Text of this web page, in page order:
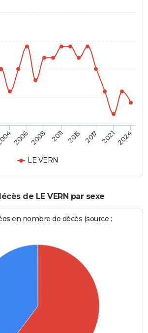
LE VERN
20062008 2011 2015 2017 20212024
de LE VERN par sexe
en nombre de décès (source :